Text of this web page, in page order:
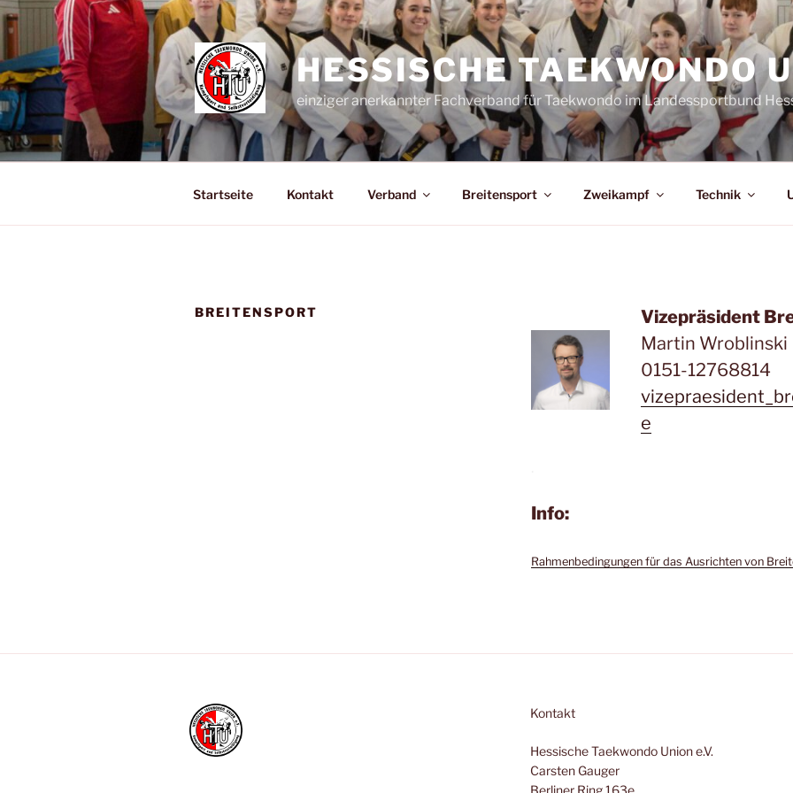
Zum
Inhalt
springen
HESSISCHE TAEKWONDO
einziger anerkannter Fachverband für Taekwondo im Landessportbund
Startseite Kontakt Verband Breitensport Zweikampf Technik
BREITENSPORT
Vizepräsident
Martin Wroblinski
0151-12768814
e
Info:
Rahmenbedingungen für das Ausrichten von
Kontakt
Hessische Taekwondo Union e.V.
Carsten Gauger
Berliner Ring 163e